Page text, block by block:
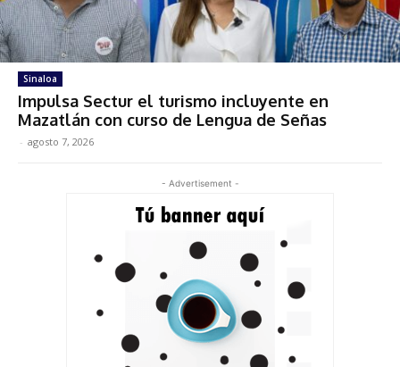
Sinaloa
Impulsa Sectur el turismo incluyente en
Mazatlán con curso de Lengua de Señas
- agosto 7, 2026
- Advertisement -